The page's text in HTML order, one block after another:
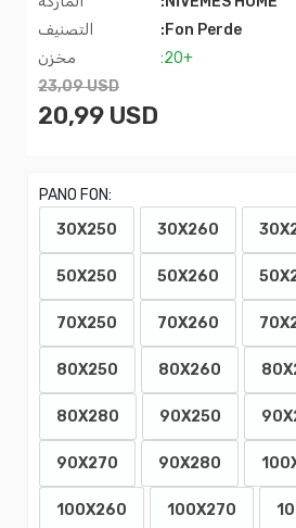
التصنيف
:Fon Perde
مخزن
:20+
23,09 USD
20,99 USD
PANO FON:
30X250
30X260
50X250 50X260
70X250 70X260
80X250 80X260
80X280 90X250
90X270 90X280
100X260 100X270